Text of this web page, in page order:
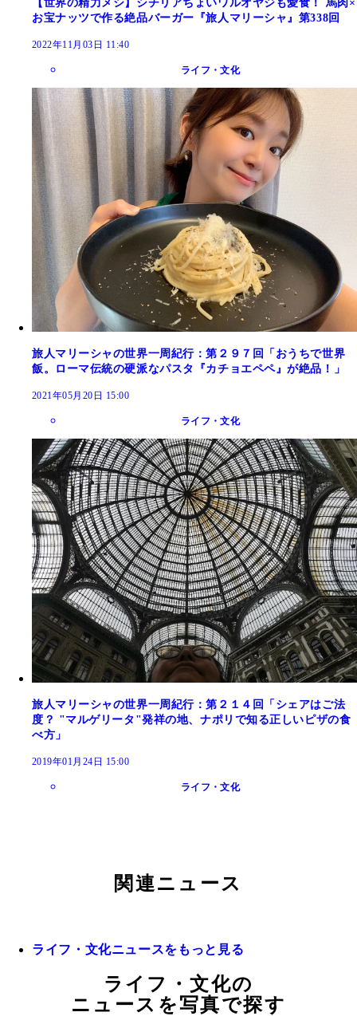
【世界の精力メシ】シチリアちょいワルオヤジも愛食！ 馬肉×
お宝ナッツで作る絶品バーガー『旅人マリーシャ』第338回
2022年11月03日 11:40
ライフ・文化
旅人マリーシャの世界一周紀行：第２９７回「おうちで世界
飯。ローマ伝統の硬派なパスタ『カチョエペペ』が絶品！」
2021年05月20日 15:00
ライフ・文化
旅人マリーシャの世界一周紀行：第２１４回「シェアはご法
度？ "マルゲリータ"発祥の地、ナポリで知る正しいピザの食
べ方」
2019年01月24日 15:00
ライフ・文化
関連ニュース
ライフ・文化ニュースをもっと見る
ライフ・文化の
ニュースを写真で探す